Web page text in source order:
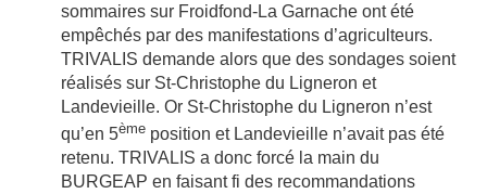
sommaires sur Froidfond-La Garnache ont été
empêchés par des manifestations d’agriculteurs.
TRIVALIS demande alors que des sondages soient
réalisés sur St-Christophe du Ligneron et
Landevieille. Or St-Christophe du Ligneron n’est
qu’en 5ème position et Landevieille n’avait pas été
retenu. TRIVALIS a donc forcé la main du
BURGEAP en faisant fi des recommandations